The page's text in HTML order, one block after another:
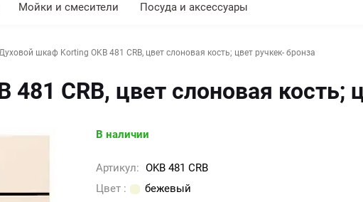
Мойки и смесители Посуда и аксессуары
шкаф Korting OKB 481 CRB, цвет слоновая кость; цвет ручкек- бронза
CRB, цвет слоновая кость;
В наличии
Артикул: OKB 481 CRB
Цвет :
бежевый